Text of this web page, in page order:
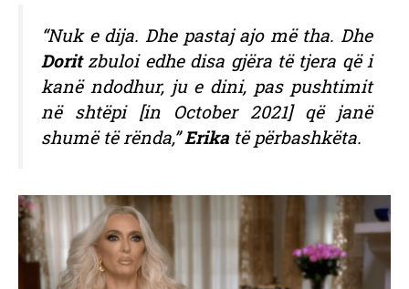
“Nuk e dija. Dhe pastaj ajo më tha. Dhe
Dorit zbuloi edhe disa gjëra të tjera që i
kanë ndodhur, ju e dini, pas pushtimit
në shtëpi [in October 2021] që janë
shumë të rënda,”Erikatë përbashkëta.